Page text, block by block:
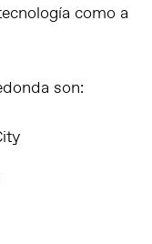
como a
son: